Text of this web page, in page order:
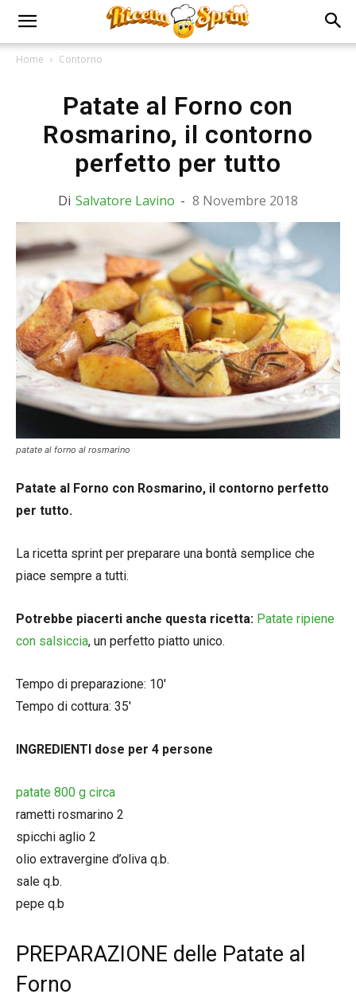
Home Contorno
Patate al Forno con
Rosmarino, il contorno
perfetto per tutto
Di Salvatore Lavino - 8 Novembre 2018
patate al forno al rosmarino
Patate al Forno con Rosmarino, il contorno perfetto
per tutto.
La ricetta sprint per preparare una bontà semplice che
piace sempre a tutti.
Potrebbe piacerti anche questa ricetta: Patate ripiene
con salsiccia, un perfetto piatto unico.
Tempo di preparazione: 10′
Tempo di cottura: 35′
INGREDIENTI dose per 4 persone
patate 800 g circa
rametti rosmarino 2
spicchi aglio 2
olio extravergine d’oliva q.b.
sale q.b.
pepe q.b
PREPARAZIONE delle Patate al
Forno